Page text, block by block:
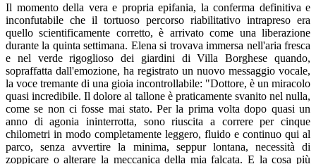
Il momento della vera e propria epifania, la conferma definitiva e
inconfutabile che il tortuoso percorso riabilitativo intrapreso era
quello scientificamente corretto, è arrivato come una liberazione
durante la quinta settimana. Elena si trovava immersa nell'aria fresca
e nel verde rigoglioso dei giardini di Villa Borghese quando,
sopraffatta dall'emozione, ha registrato un nuovo messaggio vocale,
la voce tremante di una gioia incontrollabile: "Dottore, è un miracolo
quasi incredibile. Il dolore al tallone è praticamente svanito nel nulla,
come se non ci fosse mai stato. Per la prima volta dopo quasi un
anno di agonia ininterrotta, sono riuscita a correre per cinque
chilometri in modo completamente leggero, fluido e continuo qui al
parco, senza avvertire la minima, seppur lontana, necessità di
zoppicare o alterare la meccanica della mia falcata. E la cosa più